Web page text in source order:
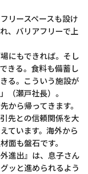
リースペースも設け
、バリアフリーで上
にもできれば。そし
きる。食料も備蓄し
る。こういう施設が
（瀬戸社長）。
から帰ってきます。
先との信頼関係を大
ています。海外から
面も盤石です。
進出』は、息子さん
ッと進められるよう